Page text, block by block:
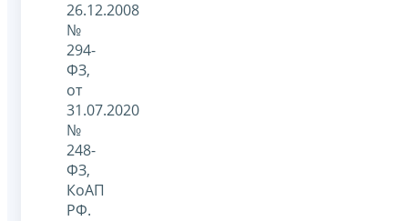
26.12.2008
№
294-
ФЗ,
от
31.07.2020
№
248-
ФЗ,
КоАП
РФ.